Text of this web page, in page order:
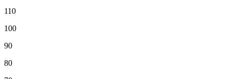
110
100
90
80